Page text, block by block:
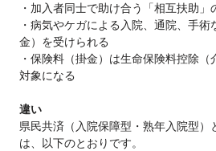
・加入者同士で助け合う「相互扶助」
・病気やケガによる入院、通院、手
金）を受けられる
・保険料（掛金）は生命保険料控除
対象になる
違い
県民共済（入院保障型・熟年入院型）
は、以下のとおりです。